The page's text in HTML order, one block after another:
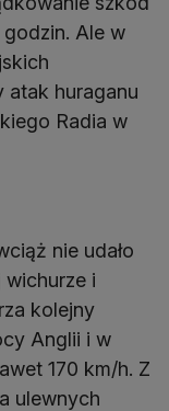
Ale w
atak huraganu
Radia w
nie udało
i
kolejny
Anglii i w
170 km/h. Z
ulewnych